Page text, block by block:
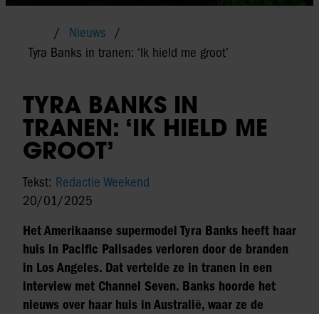
Nieuws
Tyra Banks in tranen: ‘Ik hield me groot’
TYRA BANKS IN
TRANEN: ‘IK HIELD ME
GROOT’
Tekst: Redactie Weekend
20/01/2025
Het Amerikaanse supermodel Tyra Banks heeft haar
huis in Pacific Palisades verloren door de branden
in Los Angeles. Dat vertelde ze in tranen in een
interview met Channel Seven. Banks hoorde het
nieuws over haar huis in Australië, waar ze de